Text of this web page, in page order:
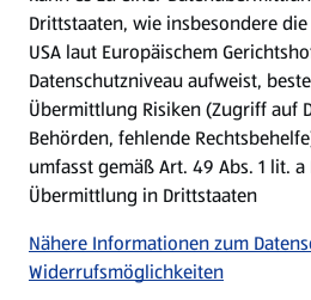
Kochen für
Rezepte
Drittstaaten, wie insbesondere die
USA laut Europäischem
Datenschutzniveau aufweist,
Übermittlung Risiken (Zugriff auf
Behörden, fehlende
umfasst gemäß Art. 49 Abs. 1 lit. a
Übermittlung in Drittstaaten
Nähere Informationen zum
Widerrufsmöglichkeiten